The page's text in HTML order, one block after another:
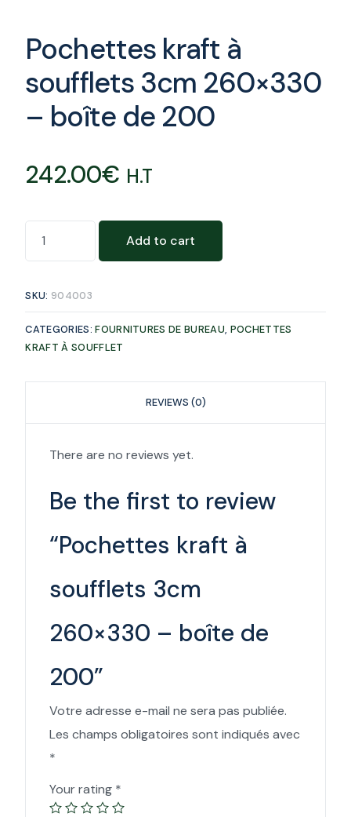
Pochettes kraft à
soufflets 3cm 260×330
– boîte de 200
242.00€ H.T
Add to cart
SKU: 904003
CATEGORIES:FOURNITURES DE BUREAU, POCHETTES
KRAFT À SOUFFLET
REVIEWS (0)
There are no reviews yet.
Be the first to review
“Pochettes kraft à
soufflets 3cm
260×330 – boîte de
200”
Votre adresse e-mail ne sera pas publiée.
Les champs obligatoires sont indiqués avec
*
Your rating *